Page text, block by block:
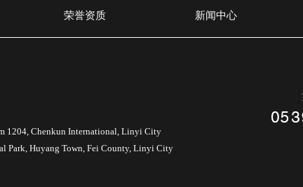
荣誉资质 新闻中心
1204, Chenkun International, Linyi City
Park, Huyang Town, Fei County, Linyi City